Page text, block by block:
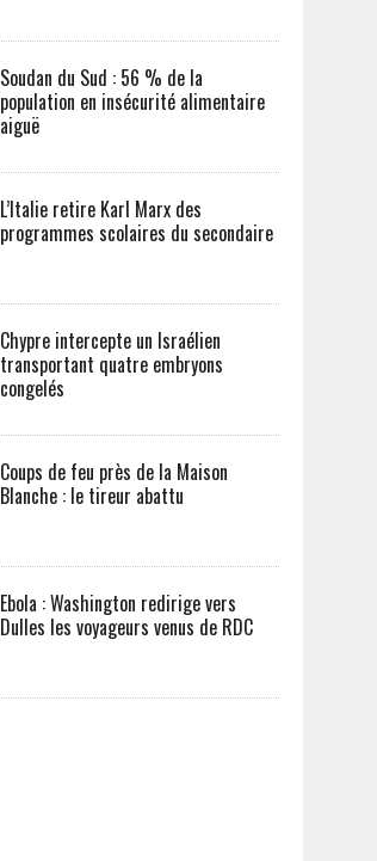
Soudan du Sud : 56 % de la
population en insécurité alimentaire
aiguë
L’Italie retire Karl Marx des
programmes scolaires du secondaire
Chypre intercepte un Israélien
transportant quatre embryons
congelés
Coups de feu près de la Maison
Blanche : le tireur abattu
Ebola : Washington redirige vers
Dulles les voyageurs venus de RDC